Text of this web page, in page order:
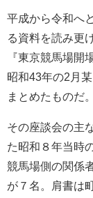
平成から令和へ
る資料を読み更
『東京競馬場開
昭和43年の2月
まとめたものだ。
その座談会の主
た昭和８年当時
競馬場側の関係
が７名。肩書は